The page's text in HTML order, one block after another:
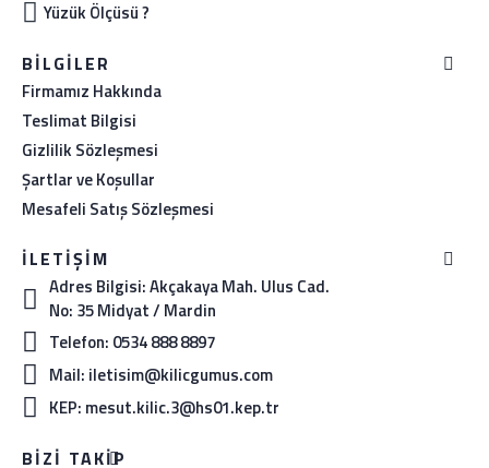
Yüzük Ölçüsü ?
BILGILER
Firmamız Hakkında
Teslimat Bilgisi
Gizlilik Sözleşmesi
Şartlar ve Koşullar
Mesafeli Satış Sözleşmesi
İLETIŞIM
Adres Bilgisi: Akçakaya Mah. Ulus Cad.
No: 35 Midyat / Mardin
Telefon: 0534 888 8897
Mail: iletisim@kilicgumus.com
KEP: mesut.kilic.3@hs01.kep.tr
BIZI TAKIP